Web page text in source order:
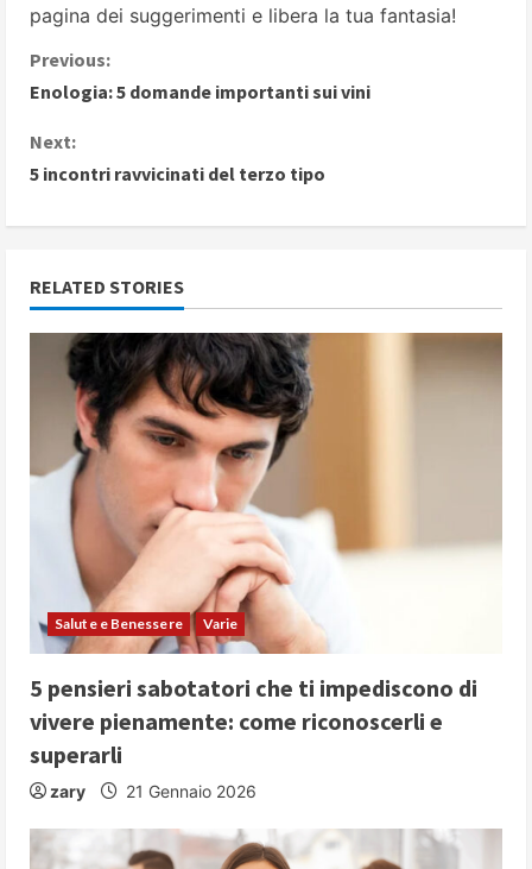
pagina dei suggerimenti e libera la tua fantasia!
C
n
t
n
R
d
i
n
g
Previous:
Enologia: 5 domande importanti sui vini
Next:
5 incontri ravvicinati del terzo tipo
RELATED STORIES
Salute e Benessere Varie
5 pensieri sabotatori che ti impediscono di
vivere pienamente: come riconoscerli e
superarli
zary 21 Gennaio 2026